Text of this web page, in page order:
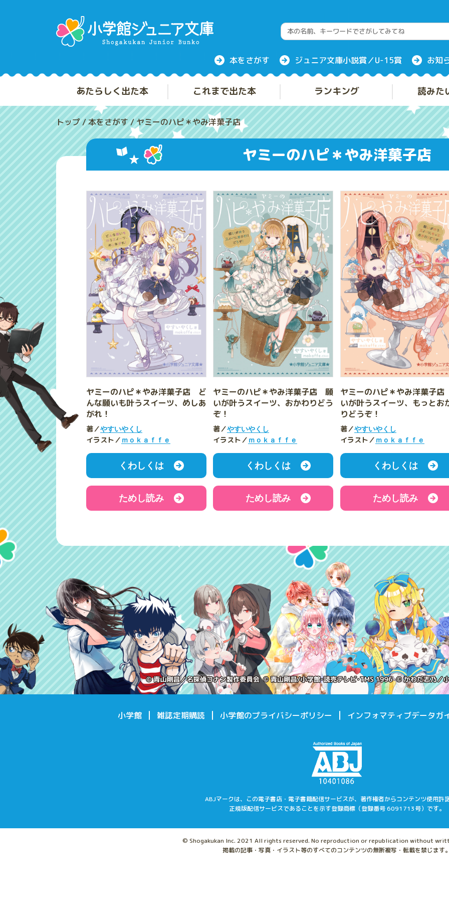
本をさがす ジュニア文庫小説賞／U-15賞 お知
あたらしく出た本 これまで出た本 ランキング 読みた
トップ/本をさがす/ヤミーのハピ＊やみ洋菓子店
ヤミーのハピ＊やみ洋菓子店
ヤミーのハピ＊やみ洋菓子店 ど
んな願いも叶うスイーツ、めしあ
がれ！
著／やすいやくし
イラスト／ ｍｏｋａｆｆｅ
くわしくは
ためし読み
ヤミーのハピ＊やみ洋菓子店 願
いが叶うスイーツ、おかわりどう
ぞ！
著／やすいやくし
イラスト／ ｍｏｋａｆｆｅ
くわしくは
ためし読み
ヤミーのハピ＊やみ洋菓子
いが叶うスイーツ、もっとお
りどうぞ！
著／やすいやくし
イラスト／ ｍｏｋａｆｆｅ
くわしくは
ためし読み
小学館 雑誌定期購読 小学館のプライバシーポリシー インフォマティブデータガ
ABJマークは、この電子書店・電子書籍配信サービスが、著作権者からコンテンツ使用許
正規版配信サービスであることを示す登録商標（登録番号 6091713号）です。
© Shogakukan Inc. 2021 All rights reserved. No reproduction or republication without
掲載の記事・写真・イラスト等のすべてのコンテンツの無断複写・転載を禁じます